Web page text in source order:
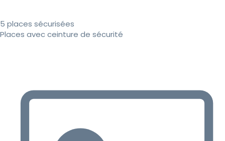
5 places sécurisées
Places avec ceinture de sécurité